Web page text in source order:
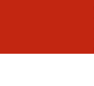
n